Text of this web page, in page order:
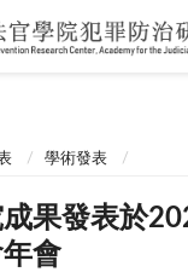
學術發表
果發表於
會